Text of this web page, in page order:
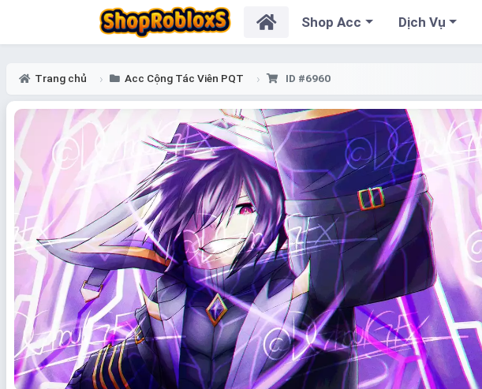
Shop Acc Dịch Vụ
Trang chủ Acc Cộng Tác Viên PQT ID #6960